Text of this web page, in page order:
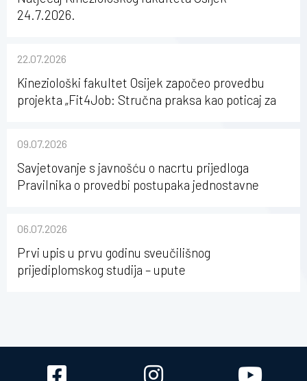
24.7.2026.
22.07.2026
Kineziološki fakultet Osijek započeo provedbu
projekta „Fit4Job: Stručna praksa kao poticaj za
09.07.2026
Savjetovanje s javnošću o nacrtu prijedloga
Pravilnika o provedbi postupaka jednostavne
Osijeku
06.07.2026
Prvi upis u prvu godinu sveučilišnog
prijediplomskog studija – upute